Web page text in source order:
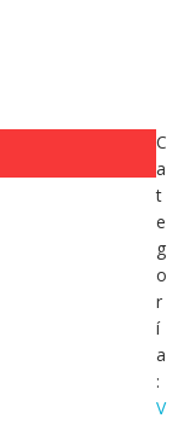
C
a
t
e
g
o
r
í
a
:
V